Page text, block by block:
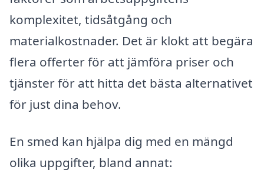
komplexitet, tidsåtgång och
materialkostnader. Det är klokt att begära
flera offerter för att jämföra priser och
tjänster för att hitta det bästa alternativet
för just dina behov.
En smed kan hjälpa dig med en mängd
olika uppgifter, bland annat: